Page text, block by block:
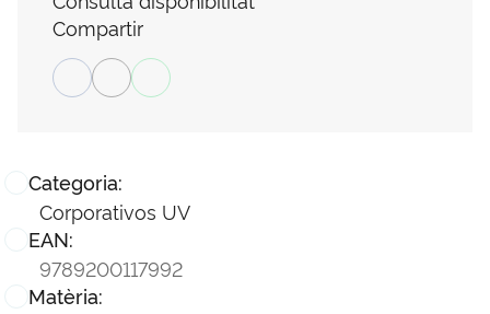
Categoria:
Corporativos UV
EAN:
9789200117992
Matèria:
Compartir